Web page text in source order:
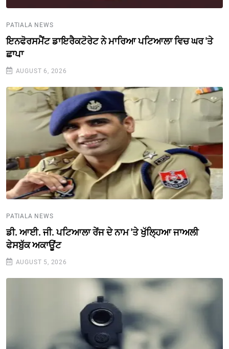
PATIALA NEWS
ਇਨਫੋਰਸਮੈਂਟ ਡਾਇਰੈਕਟੋਰੇਟ ਨੇ ਮਾਰਿਆ ਪਟਿਆਲਾ ਵਿਚ ਘਰ 'ਤੇ
ਛਾਪਾ
AUGUST 6, 2026
PATIALA NEWS
ਡੀ. ਆਈ. ਜੀ. ਪਟਿਆਲਾ ਰੇਂਜ ਦੇ ਨਾਮ 'ਤੇ ਖੁੱਲ੍ਹਿਆ ਜਾਅਲੀ
ਫੇਸਬੁੱਕ ਅਕਾਊਂਟ
AUGUST 5, 2026